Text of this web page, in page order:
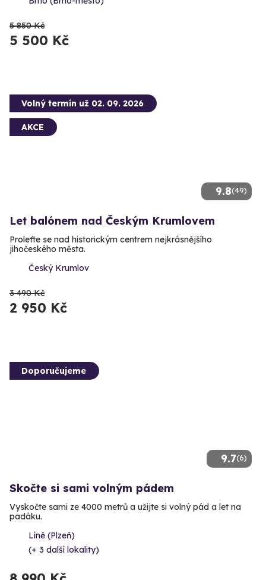
5 850 Kč
5 500 Kč
9.8(49)
Volný termín už 02. 09. 2026
AKCE
Let balónem nad Českým Krumlovem
Proleťte se nad historickým centrem nejkrásnějšího
jihočeského města.
Český Krumlov
3 490 Kč
2 950 Kč
9.7(6)
Doporučujeme
Skočte si sami volným pádem
Vyskočte sami ze 4000 metrů a užijte si volný pád a let na
padáku.
Líně (Plzeň)
(+ 3 další lokality)